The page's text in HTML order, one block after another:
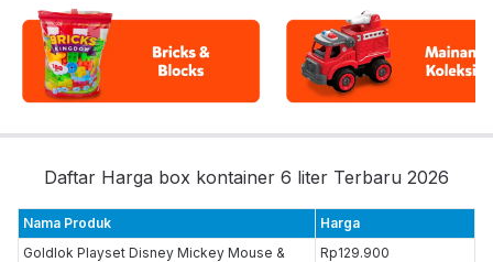
Daftar Harga box kontainer 6 liter Terbaru 2026
Nama Produk
Harga
Goldlok Playset Disney Mickey Mouse &
Rp129.900